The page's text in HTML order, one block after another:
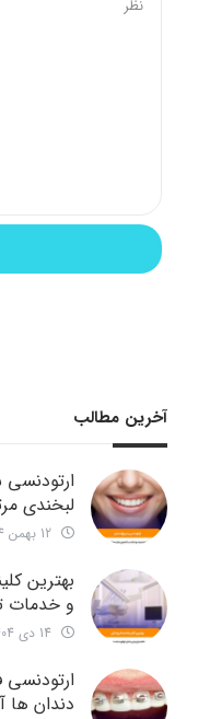
آخرین مطالب
لبخندی
بهترین
و
دندان ها